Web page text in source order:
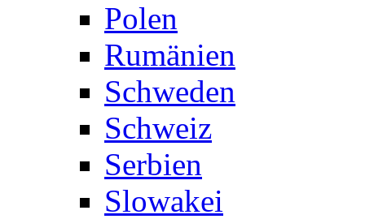
Polen
Rumänien
Schweden
Schweiz
Serbien
Slowakei